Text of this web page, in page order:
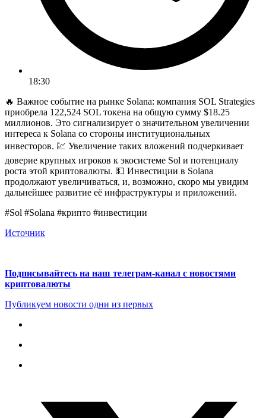
18:30
🔥 Важное событие на рынке Solana: компания SOL Strategies
приобрела 122,524 SOL токена на общую сумму $18.25
миллионов. Это сигнализирует о значительном увеличении
интереса к Solana со стороны институциональных
инвесторов. 💹 Увеличение таких вложений подчеркивает
доверие крупных игроков к экосистеме Sol и потенциалу
роста этой криптовалюты. 💵 Инвестиции в Solana
продолжают увеличиваться, и, возможно, скоро мы увидим
дальнейшее развитие её инфраструктуры и приложений.
#Sol #Solana #крипто #инвестиции
Источник
Подписывайтесь на наш телеграм-канал с новостями
криптовалюты
Публикуем новости одни из первых